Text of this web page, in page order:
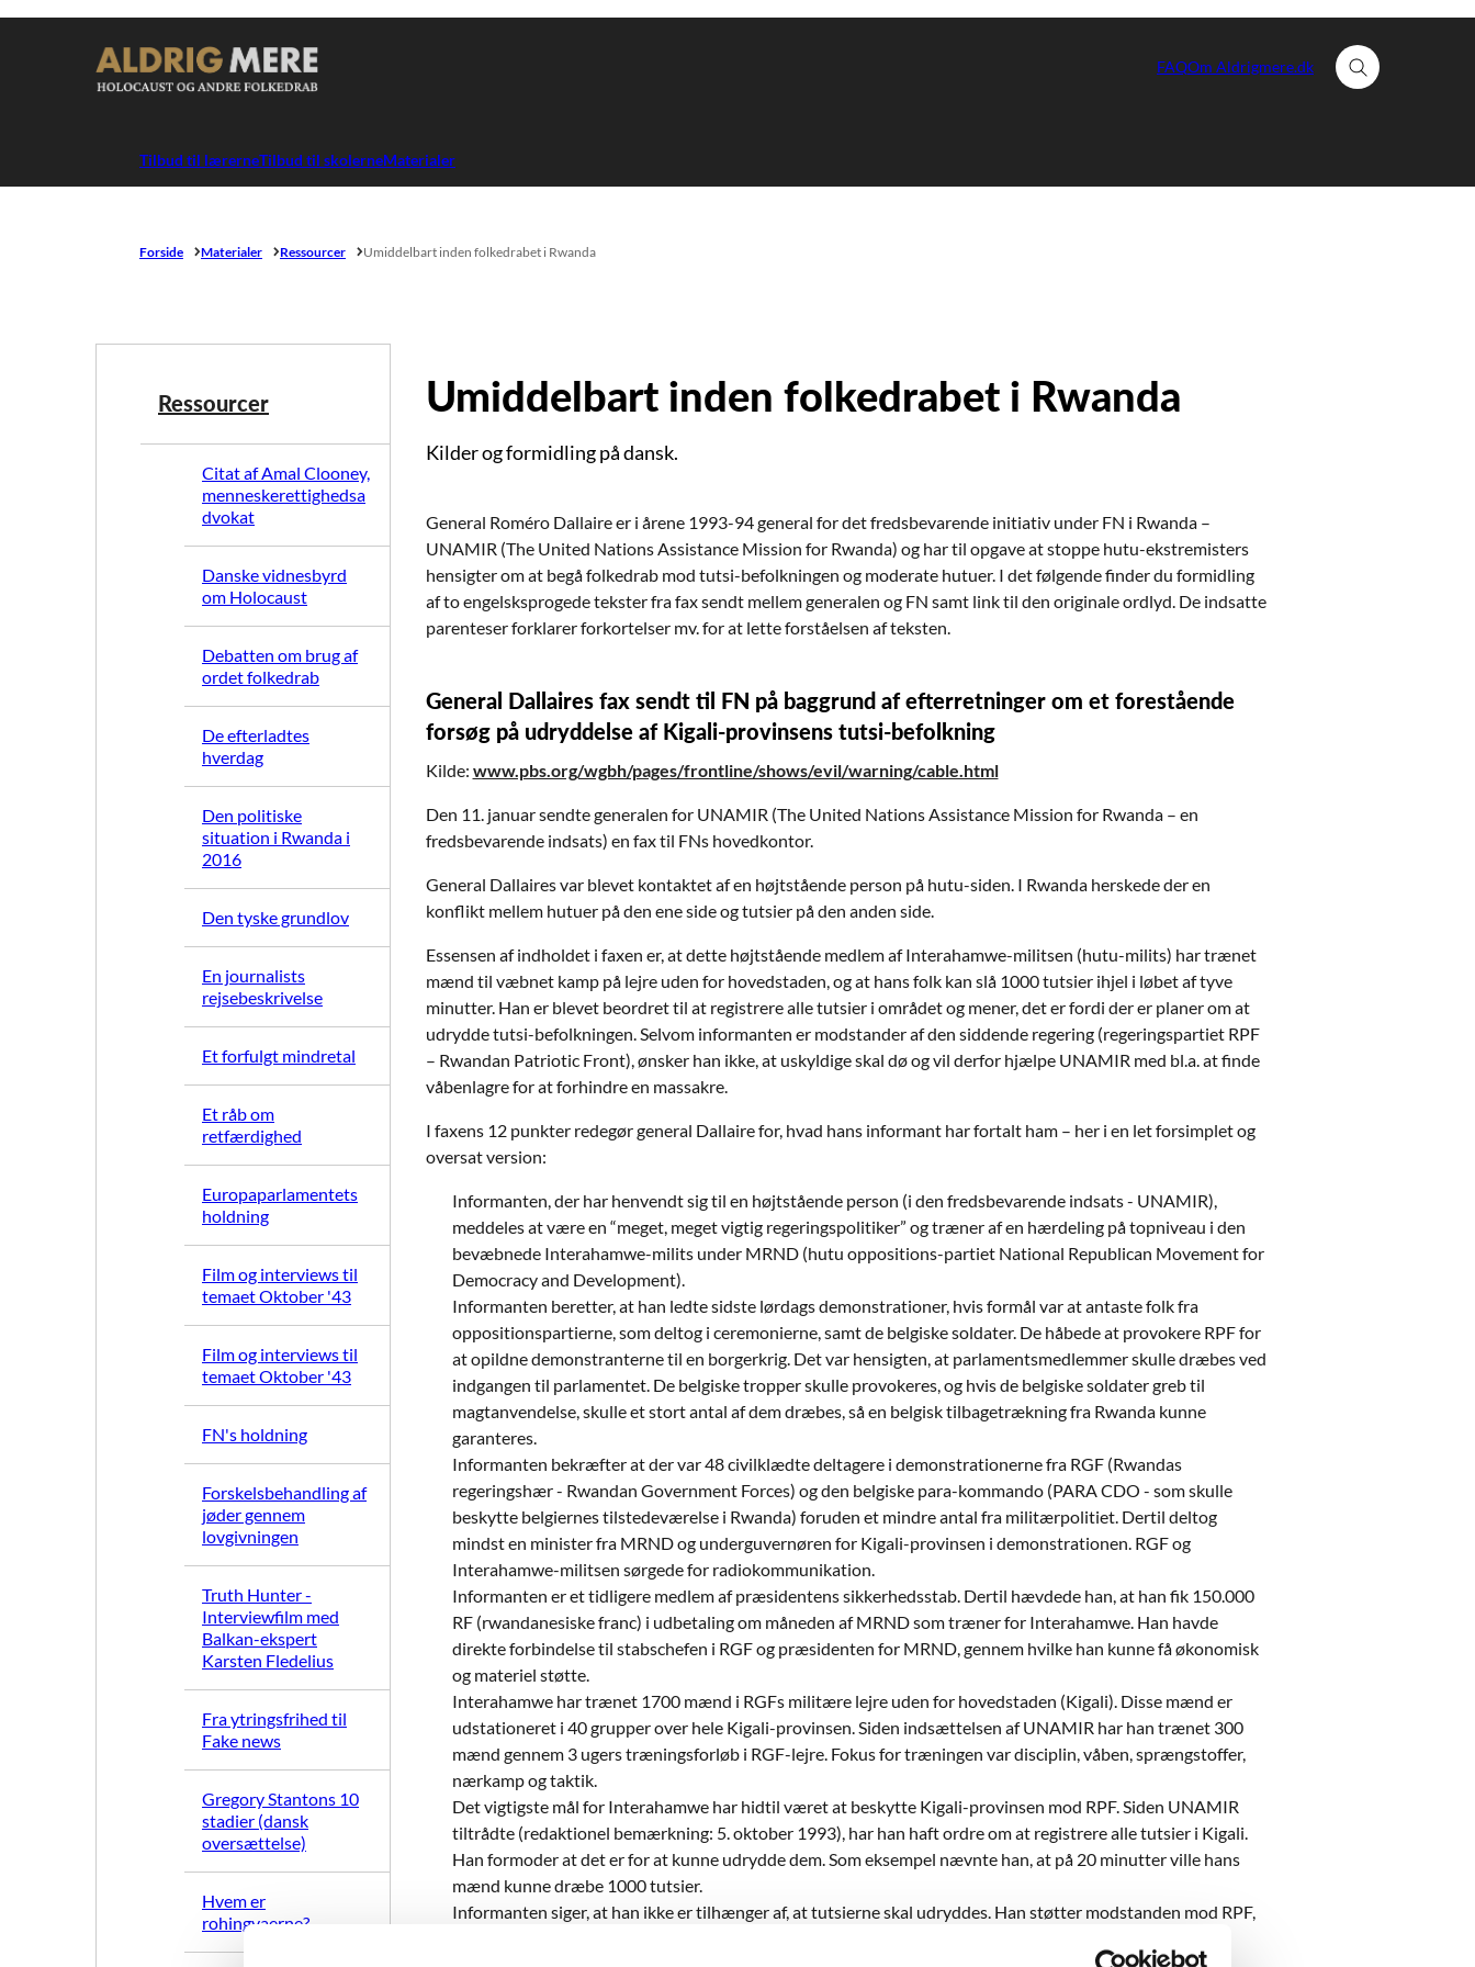
FAQOm Aldrigmere.dk Fold søgefelt ud
Tilbud til lærerneTilbud til skolerneMaterialer
Forside Materialer Ressourcer Umiddelbart inden folkedrabet i Rwanda
Ressourcer
Citat af Amal Clooney,
menneskerettighedsa
dvokat
Danske vidnesbyrd
om Holocaust
Debatten om brug af
ordet folkedrab
De efterladtes
hverdag
Den politiske
situation i Rwanda i
2016
Den tyske grundlov
En journalists
rejsebeskrivelse
Et forfulgt mindretal
Et råb om
retfærdighed
Europaparlamentets
holdning
Film og interviews til
temaet Oktober '43
Film og interviews til
temaet Oktober '43
FN's holdning
Forskelsbehandling af
jøder gennem
lovgivningen
Truth Hunter -
Interviewfilm med
Balkan-ekspert
Karsten Fledelius
Fra ytringsfrihed til
Fake news
Gregory Stantons 10
stadier (dansk
oversættelse)
Hvem er
rohingyaerne?
Umiddelbart inden folkedrabet i Rwanda
Kilder og formidling på dansk.
General Roméro Dallaire er i årene 1993-94 general for det fredsbevarende initiativ under FN i Rwanda –
UNAMIR (The United Nations Assistance Mission for Rwanda) og har til opgave at stoppe hutu-ekstremisters
hensigter om at begå folkedrab mod tutsi-befolkningen og moderate hutuer. I det følgende finder du formidling
af to engelsksprogede tekster fra fax sendt mellem generalen og FN samt link til den originale ordlyd. De indsatte
parenteser forklarer forkortelser mv. for at lette forståelsen af teksten.
General Dallaires fax sendt til FN på baggrund af efterretninger om et forestående
forsøg på udryddelse af Kigali-provinsens tutsi-befolkning
Kilde: www.pbs.org/wgbh/pages/frontline/shows/evil/warning/cable.html
Den 11. januar sendte generalen for UNAMIR (The United Nations Assistance Mission for Rwanda – en
fredsbevarende indsats) en fax til FNs hovedkontor.
General Dallaires var blevet kontaktet af en højtstående person på hutu-siden. I Rwanda herskede der en
konflikt mellem hutuer på den ene side og tutsier på den anden side.
Essensen af indholdet i faxen er, at dette højtstående medlem af Interahamwe-militsen (hutu-milits) har trænet
mænd til væbnet kamp på lejre uden for hovedstaden, og at hans folk kan slå 1000 tutsier ihjel i løbet af tyve
minutter. Han er blevet beordret til at registrere alle tutsier i området og mener, det er fordi der er planer om at
udrydde tutsi-befolkningen. Selvom informanten er modstander af den siddende regering (regeringspartiet RPF
– Rwandan Patriotic Front), ønsker han ikke, at uskyldige skal dø og vil derfor hjælpe UNAMIR med bl.a. at finde
våbenlagre for at forhindre en massakre.
I faxens 12 punkter redegør general Dallaire for, hvad hans informant har fortalt ham – her i en let forsimplet og
oversat version:
Informanten, der har henvendt sig til en højtstående person (i den fredsbevarende indsats - UNAMIR),
meddeles at være en “meget, meget vigtig regeringspolitiker” og træner af en hærdeling på topniveau i den
bevæbnede Interahamwe-milits under MRND (hutu oppositions-partiet National Republican Movement for
Democracy and Development).
Informanten beretter, at han ledte sidste lørdags demonstrationer, hvis formål var at antaste folk fra
oppositionspartierne, som deltog i ceremonierne, samt de belgiske soldater. De håbede at provokere RPF for
at opildne demonstranterne til en borgerkrig. Det var hensigten, at parlamentsmedlemmer skulle dræbes ved
indgangen til parlamentet. De belgiske tropper skulle provokeres, og hvis de belgiske soldater greb til
magtanvendelse, skulle et stort antal af dem dræbes, så en belgisk tilbagetrækning fra Rwanda kunne
garanteres.
Informanten bekræfter at der var 48 civilklædte deltagere i demonstrationerne fra RGF (Rwandas
regeringshær - Rwandan Government Forces) og den belgiske para-kommando (PARA CDO - som skulle
beskytte belgiernes tilstedeværelse i Rwanda) foruden et mindre antal fra militærpolitiet. Dertil deltog
mindst en minister fra MRND og underguvernøren for Kigali-provinsen i demonstrationen. RGF og
Interahamwe-militsen sørgede for radiokommunikation.
Informanten er et tidligere medlem af præsidentens sikkerhedsstab. Dertil hævdede han, at han fik 150.000
RF (rwandanesiske franc) i udbetaling om måneden af MRND som træner for Interahamwe. Han havde
direkte forbindelse til stabschefen i RGF og præsidenten for MRND, gennem hvilke han kunne få økonomisk
og materiel støtte.
Interahamwe har trænet 1700 mænd i RGFs militære lejre uden for hovedstaden (Kigali). Disse mænd er
udstationeret i 40 grupper over hele Kigali-provinsen. Siden indsættelsen af UNAMIR har han trænet 300
mænd gennem 3 ugers træningsforløb i RGF-lejre. Fokus for træningen var disciplin, våben, sprængstoffer,
nærkamp og taktik.
Det vigtigste mål for Interahamwe har hidtil været at beskytte Kigali-provinsen mod RPF. Siden UNAMIR
tiltrådte (redaktionel bemærkning: 5. oktober 1993), har han haft ordre om at registrere alle tutsier i Kigali.
Han formoder at det er for at kunne udrydde dem. Som eksempel nævnte han, at på 20 minutter ville hans
mænd kunne dræbe 1000 tutsier.
Informanten siger, at han ikke er tilhænger af, at tutsierne skal udryddes. Han støtter modstanden mod RPF,